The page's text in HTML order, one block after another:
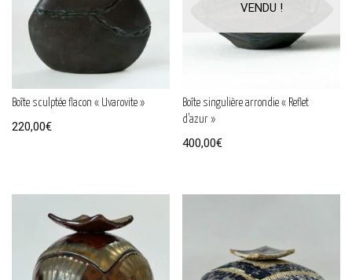
Boîte sculptée flacon « Uvarovite »
220,00€
Boîte singulière arrondie « Reflet
d’azur »
400,00€